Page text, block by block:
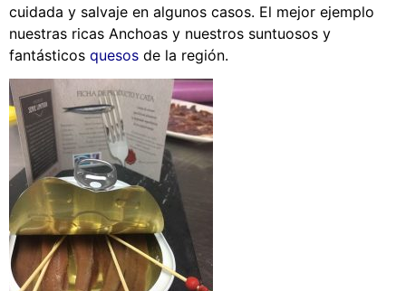
cuidada y salvaje en algunos casos. El mejor ejemplo
nuestras ricas Anchoas y nuestros suntuosos y
fantásticos quesos de la región.